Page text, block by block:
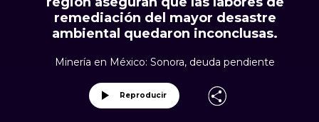
remediación del mayor desastre
ambiental quedaron inconclusas.
Minería en México: Sonora, deuda pendiente
Reproducir